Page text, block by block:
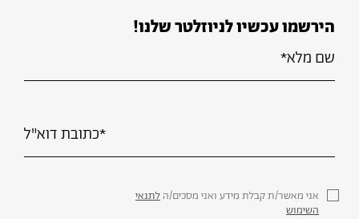
הירשמו עכשיו לניוזלטר שלנו!
אני מאשר/ת קבלת מידע ואני מסכים/הלתנאי
השימוש